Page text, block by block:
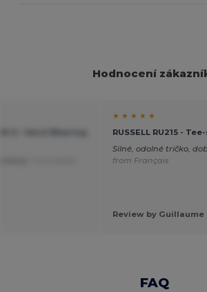
Hodnocení
★ ★ ★ ★ ★
RUSSELL RU215 -
Silné, odolné tričko,
from Français
Review by Guillaume
FAQ